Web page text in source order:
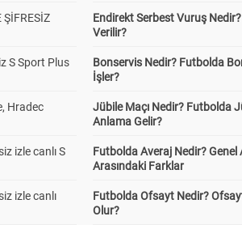
S Sport Plus
Hradec
izle canlı S
izle canlı
Endirekt Serbest Vuruş
Verilir?
Bonservis Nedir? Futbolda
İşler?
Jübile Maçı Nedir? Futbolda
Anlama Gelir?
Futbolda Averaj Nedir? Genel
Arasındaki Farklar
Futbolda Ofsayt Nedir?
Olur?